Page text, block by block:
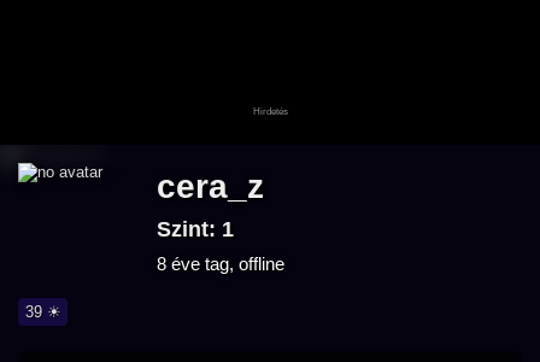
cera_z
Szint: 1
8 éve tag, offline
39 ☀